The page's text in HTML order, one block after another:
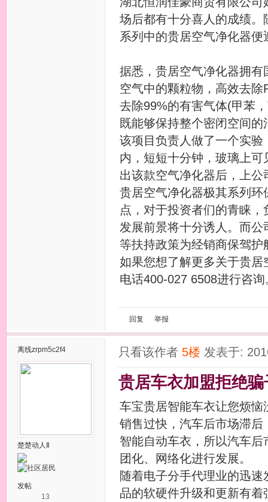
场后都有十分喜人的成绩
系列中的贵居空气净化器
据悉，贵居空气净化器拥
空气中的颗粒物，高效去
去除99%的有害气体(甲苯
既能够保持整个密闭空间
该项目负责人做了一个实
内，短短十分钟，玻璃上
出该款空气净化器后，上
贵居空气净化器极其系列
点，对于投资者们的青睐
发展前景将十分诱人。而
等扶持政策为经销商保驾护
如果您想了解更多关于贵
电话400-027 6508进行咨询
回复 举报
离线zrpm5c2f4
楚楚动人Ⅱ
发帖
13
只看该作者 5楼 发表于:
贵居车衣加盟拒绝
车宝贵居智能车衣让您烦
销售过快，汽车后市场滞
智能自动车衣，所以汽车
团化、网络化进行发展。
随着电子分手代理业的迅
品的软硬件升级和更新有